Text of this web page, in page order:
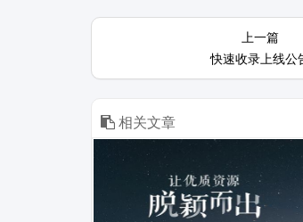
上一篇
快速收录上线公
相关文章
最近冬镜在熊掌id贴吧已经站长圈子
里面听到最多的就是很多熊掌id新用
户，都不知道怎么发布文章收录展现
id发布文章快速收录展现到熊掌id主
页...
从去年熊掌id推出至今，已经有很多